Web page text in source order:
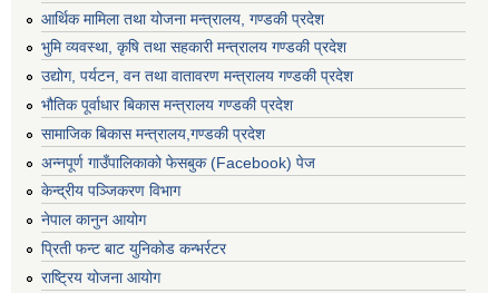
आर्थिक मामिला तथा योजना मन्त्रालय, गण्डकी प्रदेश
भुमि व्यवस्था, कृषि तथा सहकारी मन्त्रालय गण्डकी प्रदेश
उद्योग, पर्यटन, वन तथा वातावरण मन्त्रालय गण्डकी प्रदेश
भौतिक पूर्वाधार बिकास मन्त्रालय गण्डकी प्रदेश
सामाजिक बिकास मन्त्रालय,गण्डकी प्रदेश
अन्नपूर्ण गाउँपालिकाको फेसबुक (Facebook) पेज
केन्द्रीय पञ्जिकरण विभाग
नेपाल कानुन आयोग
प्रिती फन्ट बाट युनिकोड कन्भर्रटर
राष्ट्रिय योजना आयोग